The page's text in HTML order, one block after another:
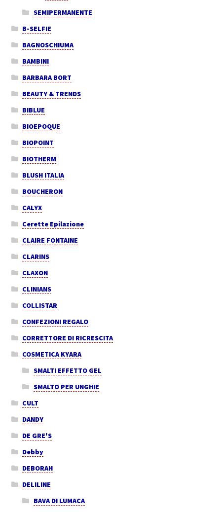
SEMIPERMANENTE
B-SELFIE
BAGNOSCHIUMA
BAMBINI
BARBARA BORT
BEAUTY & TRENDS
BIBLUE
BIOEPOQUE
BIOPOINT
BIOTHERM
BLUSH ITALIA
BOUCHERON
CALYX
Cerette Epilazione
CLAIRE FONTAINE
CLARINS
CLAXON
CLINIANS
COLLISTAR
CONFEZIONI REGALO
CORRETTORE DI RICRESCITA
COSMETICA KYARA
SMALTI EFFETTO GEL
SMALTO PER UNGHIE
CULT
DANDY
DE GRE'S
Debby
DEBORAH
DELILINE
BAVA DI LUMACA